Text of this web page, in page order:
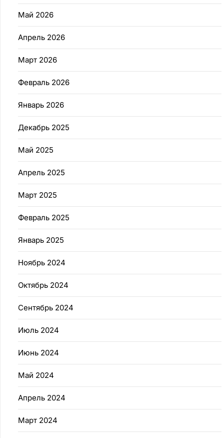
Май 2026
Апрель 2026
Март 2026
Февраль 2026
Январь 2026
Декабрь 2025
Май 2025
Апрель 2025
Март 2025
Февраль 2025
Январь 2025
Ноябрь 2024
Октябрь 2024
Сентябрь 2024
Июль 2024
Июнь 2024
Май 2024
Апрель 2024
Март 2024